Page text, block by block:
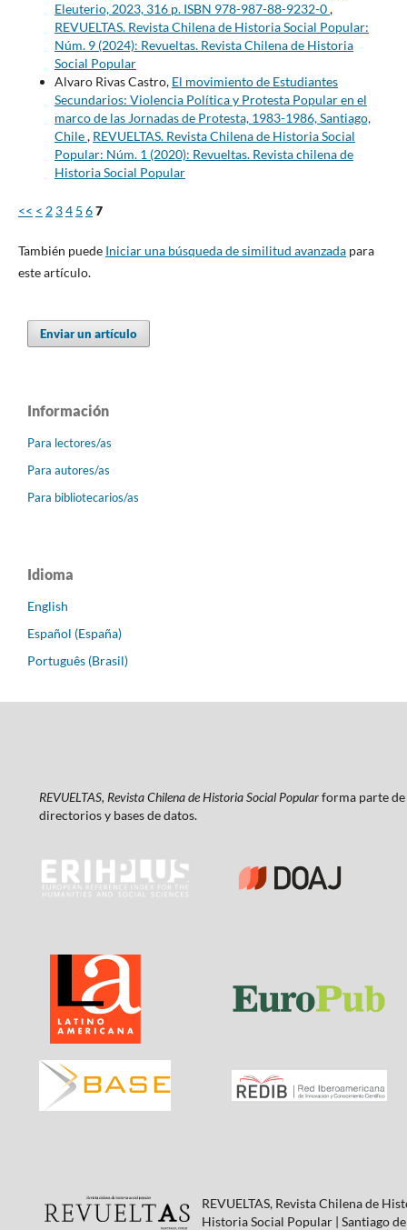
Eleuterio, 2023, 316 p. ISBN 978-987-88-9232-0,
REVUELTAS. Revista Chilena de Historia Social Popular:
Núm. 9 (2024): Revueltas. Revista Chilena de Historia
Social Popular
Alvaro Rivas Castro, El movimiento de Estudiantes
Secundarios: Violencia Política y Protesta Popular en el
marco de las Jornadas de Protesta, 1983-1986, Santiago,
Chile, REVUELTAS. Revista Chilena de Historia Social
Popular: Núm. 1 (2020): Revueltas. Revista chilena de
Historia Social Popular
<< < 2 34 5 67
También puede Iniciar una búsqueda de similitud avanzadapara
este artículo.
Enviar un artículo
Información
Para lectores/as
Para autores/as
Para bibliotecarios/as
Idioma
English
Español (España)
Português (Brasil)
REVUELTAS, Revista Chilena de Historia Social Popularforma parte de
directorios y bases de datos.
REVUELTAS, Revista Chilena de
Historia Social Popular | Santiago